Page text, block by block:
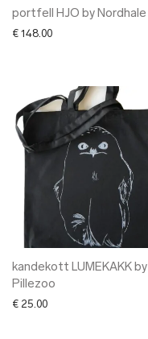
portfell HJO by Nordhale
€ 148.00
kandekott LUMEKAKK by
Pillezoo
€ 25.00